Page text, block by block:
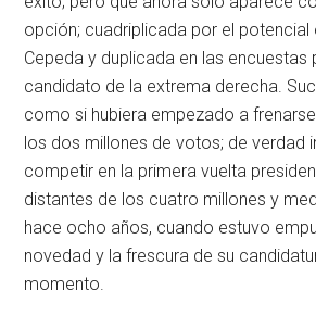
opción; cuadriplicada por el potencial
Cepeda y duplicada en las encuestas
candidato de la extrema derecha.
como si hubiera empezado a
los dos millones de votos; de verdad
competir en la primera vuelta
distantes de los cuatro millones y
hace ocho años, cuando estuvo
novedad y la frescura de su
momento.